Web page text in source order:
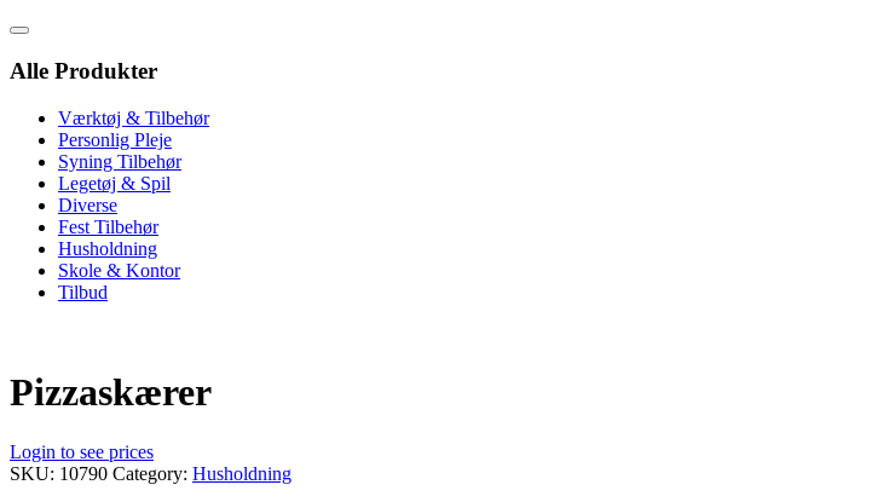
Catalog
Alle Produkter
Værktøj & Tilbehør
Personlig Pleje
Syning Tilbehør
Legetøj & Spil
Diverse
Fest Tilbehør
Husholdning
Skole & Kontor
Tilbud
Pizzaskærer
Login to see prices
SKU: 10790 Category: Husholdning